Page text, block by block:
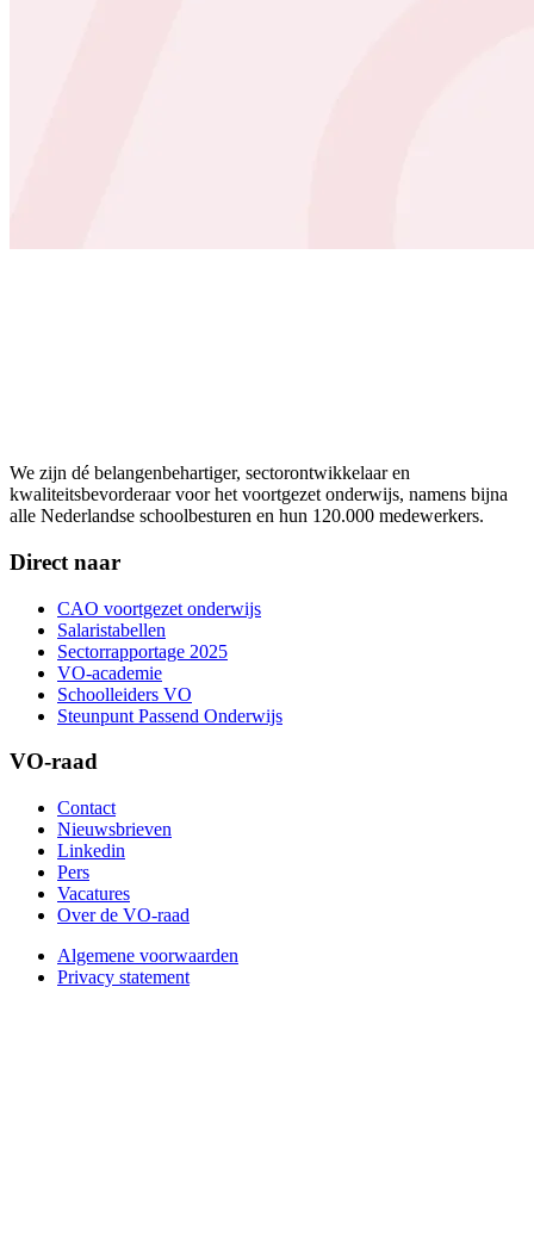
We zijn dé belangenbehartiger, sectorontwikkelaar en
kwaliteitsbevorderaar voor het voortgezet onderwijs, namens bijna
alle Nederlandse schoolbesturen en hun 120.000 medewerkers.
Direct naar
CAO voortgezet onderwijs
Salaristabellen
Sectorrapportage 2025
VO-academie
Schoolleiders VO
Steunpunt Passend Onderwijs
VO-raad
Contact
Nieuwsbrieven
Linkedin
Pers
Vacatures
Over de VO-raad
Algemene voorwaarden
Privacy statement